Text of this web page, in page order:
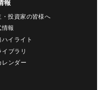
報
・投資家の皆様へ
情報
ハイライト
イブラリ
レンダー